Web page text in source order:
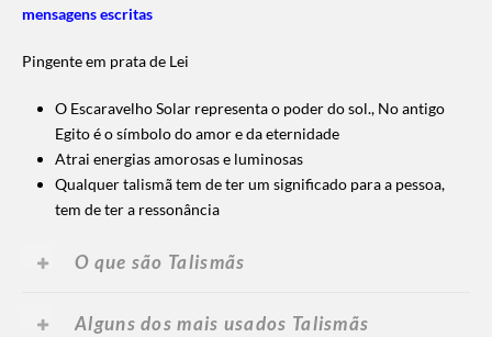
mensagens escritas
Pingente em prata de Lei
O Escaravelho Solar representa o poder do sol., No antigo
Egito é o símbolo do amor e da eternidade
Atrai energias amorosas e luminosas
Qualquer talismã tem de ter um significado para a pessoa,
tem de ter a ressonância
O que são Talismãs
Alguns dos mais usados Talismãs